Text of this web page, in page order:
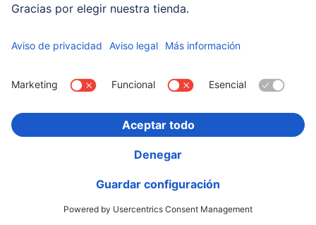
Variantes: Tono del Color (4) & Capacidad (2)
14,99 EUR